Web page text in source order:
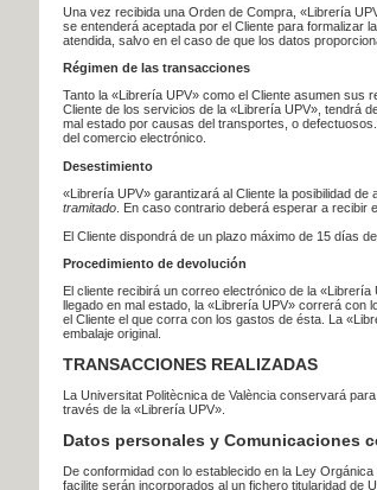
Una vez recibida una Orden de Compra, «Librería
se entenderá aceptada por el Cliente para formalizar
atendida, salvo en el caso de que los datos
Régimen de las transacciones
Tanto la «Librería UPV» como el Cliente asumen sus
Cliente de los servicios de la «Librería UPV», tendrá
mal estado por causas del transportes, o
del comercio electrónico.
Desestimiento
«Librería UPV» garantizará al Cliente la posibilidad
tramitado . En caso contrario deberá esperar a
El Cliente dispondrá de un plazo máximo de 15 días
Procedimiento de devolución
El cliente recibirá un correo electrónico de la
llegado en mal estado, la «Librería UPV» correrá
el Cliente el que corra con los gastos de ésta. La
embalaje original.
TRANSACCIONES REALIZADAS
La Universitat Politècnica de València conservará
través de la «Librería UPV».
Datos personales y Comunicaciones
De conformidad con lo establecido en la Ley
facilite serán incorporados al un fichero titularidad de